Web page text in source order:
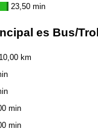
23,50 min
es Bus/
10,00 km
min
min